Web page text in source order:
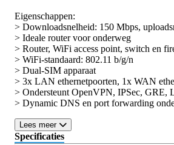
Eigenschappen:
> Downloadsnelheid: 150 Mbps,
> Ideale router voor onderweg
> Router, WiFi access point, switch en
> WiFi-standaard: 802.11 b/g/n
> Dual-SIM apparaat
> 3x LAN ethernetpoorten, 1x WAN
> Ondersteunt OpenVPN, IPSec, GRE,
> Dynamic DNS en port forwarding
Lees meer
Specificaties